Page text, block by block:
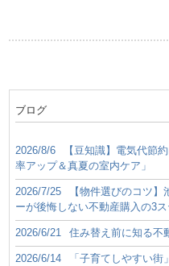
ブログ
2026/8/6
【豆知識】電気代節
率アップ＆真夏の室内ケア」
2026/7/25
【物件選びのコツ
ーが後悔しない不動産購入の3
2026/6/21 住み替え前に知る不
2026/6/14 「子育てしやすい街